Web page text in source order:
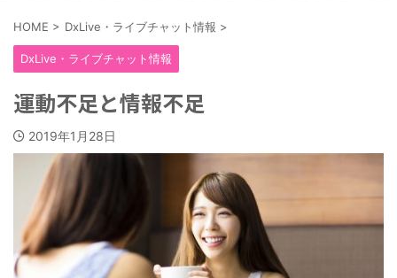
HOME > DxLive・ライブチャット情報 >
DxLive・ライブチャット情報
運動不足と情報不足
2019年1月28日